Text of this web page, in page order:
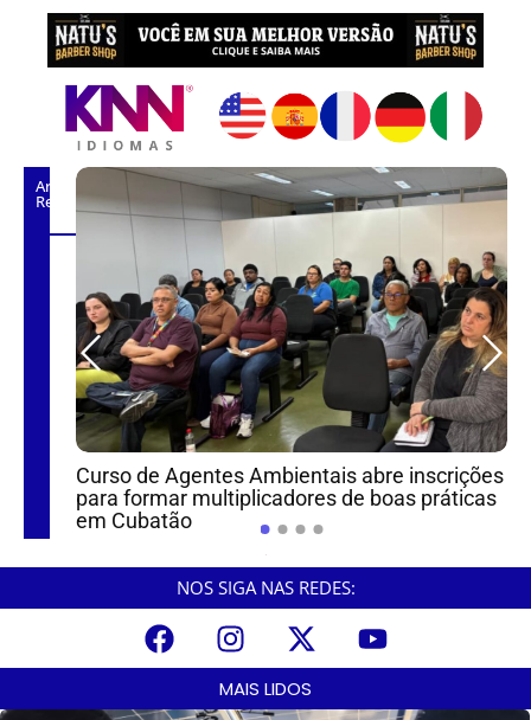
Artigos
Relacionados
Curso de Agentes Ambientais abre inscrições
para formar multiplicadores de boas práticas
em Cubatão
NOS SIGA NAS REDES:
MAIS LIDOS